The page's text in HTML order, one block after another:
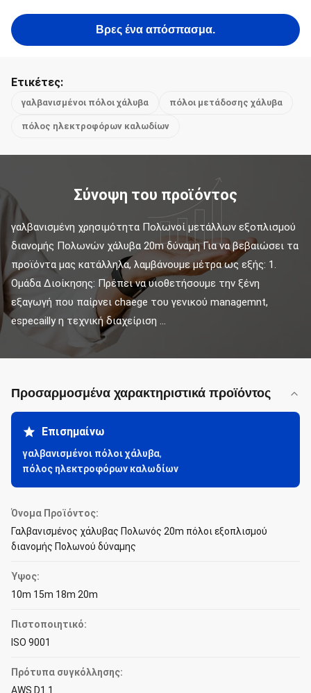
Βρες ένα απόσπασμα.
Ετικέτες:
γαλβανισμένοι πόλοι χάλυβα πόλοι μετάδοσης χάλυβα
πόλος ηλεκτροφόρων καλωδίων
Σύνοψη του προϊόντος
γαλβανισμένη χρησιμότητα Πολωνοί μετάλλων εξοπλισμού
διανομής Πολωνών χάλυβα 20m δύναμη Για να βεβαιώσει τα
προϊόντα μας κατάλληλα, λαμβάνουμε μέτρα ως εξής: 1.
Ομάδα Διοίκησης: Πρέπει να υιοθετήσουμε την ξένη
εξαγωγή που παίρνει chaege του γενικού managemnt,
especailly η τεχνική διαχείριση ...
Προσαρμοσμένα χαρακτηριστικά προϊόντος
Επισημαίνω
γαλβανισμένοι πόλοι χάλυβα,
πόλος ηλεκτροφόρων καλωδίων
Όνομα Προϊόντος:
Γαλβανισμένος χάλυβας Πολωνός 20m πόλοι εξοπλισμού
διανομής Πολωνού δύναμης
Ύψος:
10m 15m 18m 20m
Πιστοποιητικό:
ISO 9001
Πρότυπα συγκόλλησης:
AWS D1.1